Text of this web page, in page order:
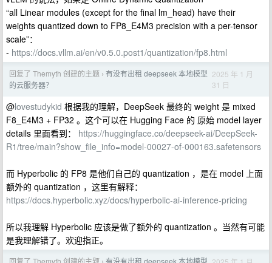
“all Linear modules (except for the final lm_head) have their
weights quantized down to FP8_E4M3 precision with a per-tensor
scale”：
- https://docs.vllm.ai/en/v0.5.0.post1/quantization/fp8.html
回复了 Themyth 创建的主题 › 有没有出租 deepseek 本地模型
的云服务器？
2025 年 1 月
31 日
@lovestudykid 根据我的理解，DeepSeek 最终的 weight 是 mixed
F8_E4M3 + FP32 。这个可以在 Hugging Face 的 原始 model layer
details 里面看到： https://huggingface.co/deepseek-ai/DeepSeek-
R1/tree/main?show_file_info=model-00027-of-000163.safetensors
而 Hyperbolic 的 FP8 是他们自己的 quantization ，是在 model 上面
额外的 quantization ，这里有解释：
https://docs.hyperbolic.xyz/docs/hyperbolic-ai-inference-pricing
所以我理解 Hyperbolic 应该是做了额外的 quantization 。当然有可能
是我理解错了。欢迎指正。
回复了 Themyth 创建的主题 有没有出租 deepseek 本地模型